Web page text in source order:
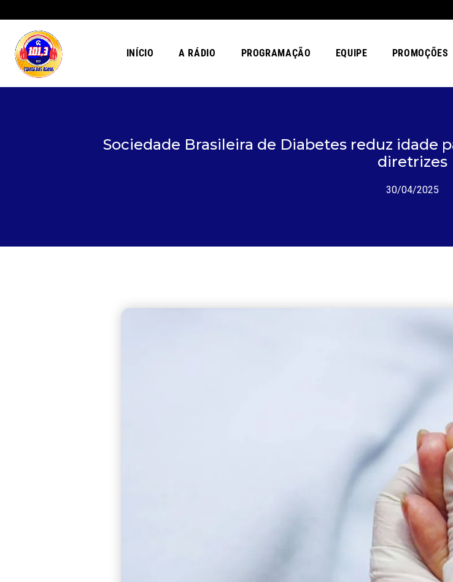
INÍCIO A RÁDIO PROGRAMAÇÃO EQUIPE PROMOÇÕES
Sociedade Brasileira de Diabetes reduz idade
diretrizes
30/04/2025